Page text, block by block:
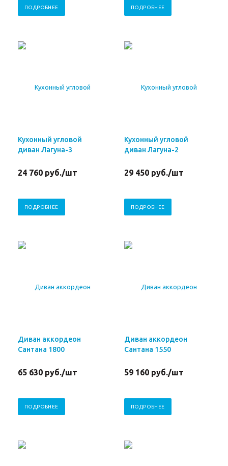
ПОДРОБНЕЕ ПОДРОБНЕЕ
Кухонный угловой
диван Лагуна-3
24 760 руб./шт
ПОДРОБНЕЕ
Кухонный угловой
диван Лагуна-2
29 450 руб./шт
ПОДРОБНЕЕ
Диван аккордеон
Сантана 1800
65 630 руб./шт
ПОДРОБНЕЕ
Диван аккордеон
Сантана 1550
59 160 руб./шт
ПОДРОБНЕЕ